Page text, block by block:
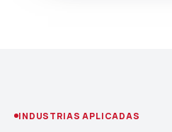
INDUSTRIAS APLICADAS